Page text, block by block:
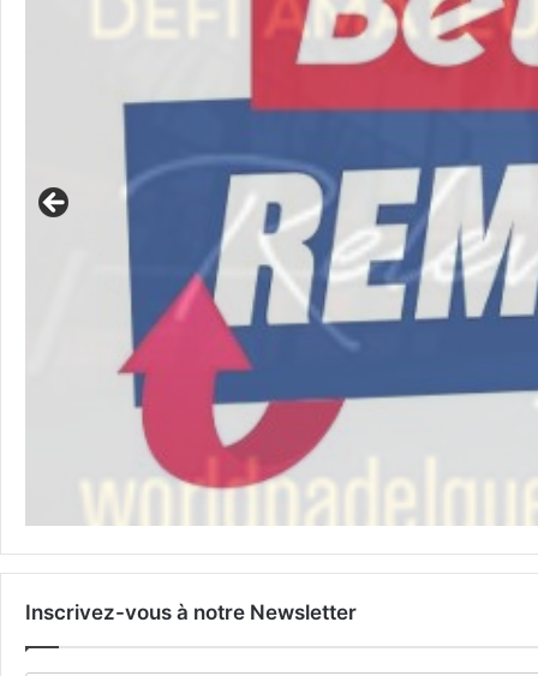
Inscrivez-vous à notre Newsletter